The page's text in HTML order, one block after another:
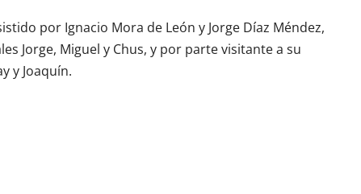
por Ignacio Mora de León y Jorge Díaz Méndez,
Jorge, Miguel y Chus, y por parte visitante a su
y Joaquín.